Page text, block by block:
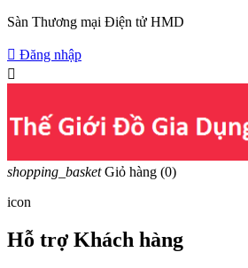
Sàn Thương mại Điện tử HMD
 Đăng nhập

shopping_basket Giỏ hàng (0)
icon
Hỗ trợ Khách hàng